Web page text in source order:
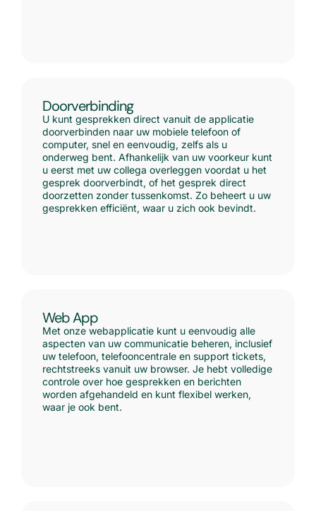
Doorverbinding
U kunt gesprekken direct vanuit de applicatie
doorverbinden naar uw mobiele telefoon of
computer, snel en eenvoudig, zelfs als u
onderweg bent. Afhankelijk van uw voorkeur kunt
u eerst met uw collega overleggen voordat u het
gesprek doorverbindt, of het gesprek direct
doorzetten zonder tussenkomst. Zo beheert u uw
gesprekken efficiënt, waar u zich ook bevindt.
Web App
Met onze webapplicatie kunt u eenvoudig alle
aspecten van uw communicatie beheren, inclusief
uw telefoon, telefooncentrale en support tickets,
rechtstreeks vanuit uw browser. Je hebt volledige
controle over hoe gesprekken en berichten
worden afgehandeld en kunt flexibel werken,
waar je ook bent.